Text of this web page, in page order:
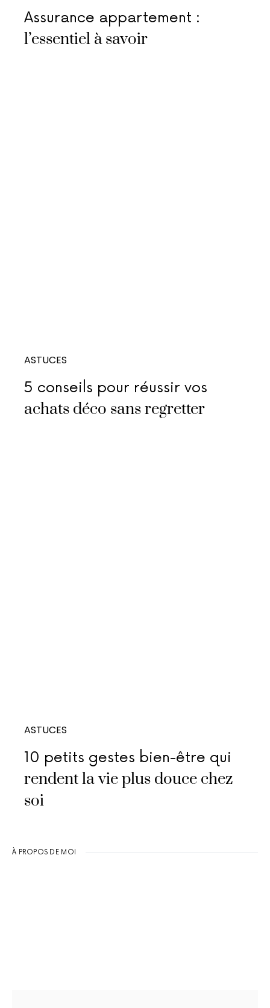
Assurance appartement :
l’essentiel à savoir
ASTUCES
5 conseils pour réussir vos
achats déco sans regretter
ASTUCES
10 petits gestes bien-être qui
rendent la vie plus douce chez
soi
À PROPOS DE MOI